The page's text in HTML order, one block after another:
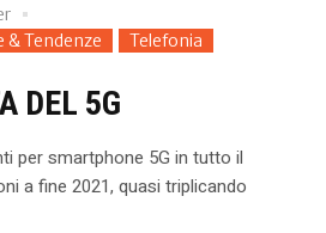
& Tendenze Telefonia
DEL 5G
per smartphone 5G in tutto il
a fine 2021, quasi triplicando